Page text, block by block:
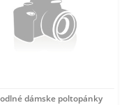
dámske poltopánky